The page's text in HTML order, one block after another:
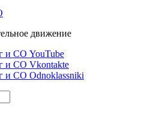
движение
и СО YouTube
и СО Vkontakte
и СО Odnoklassniki